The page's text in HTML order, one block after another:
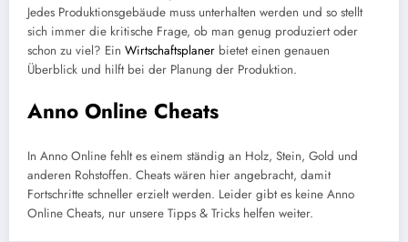
Jedes Produktionsgebäude muss unterhalten werden und so stellt
sich immer die kritische Frage, ob man genug produziert oder
schon zu viel? Ein Wirtschaftsplaner bietet einen genauen
Überblick und hilft bei der Planung der Produktion.
Anno Online Cheats
In Anno Online fehlt es einem ständig an Holz, Stein, Gold und
anderen Rohstoffen. Cheats wären hier angebracht, damit
Fortschritte schneller erzielt werden. Leider gibt es keine Anno
Online Cheats, nur unsere Tipps & Tricks helfen weiter.